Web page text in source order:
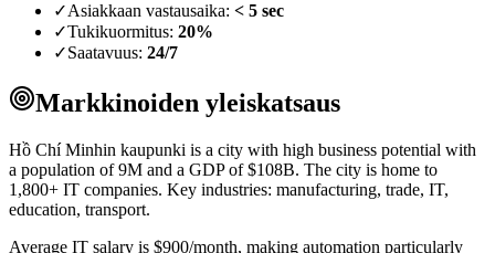
✓Asiakkaan vastausaika: < 5 sec
✓Tukikuormitus: 20%
✓Saatavuus: 24/7
Markkinoiden yleiskatsaus
Hồ Chí Minhin kaupunki is a city with high business potential with
a population of 9M and a GDP of $108B. The city is home to
1,800+ IT companies. Key industries: manufacturing, trade, IT,
education, transport.
Average IT salary is $900/month, making automation particularly